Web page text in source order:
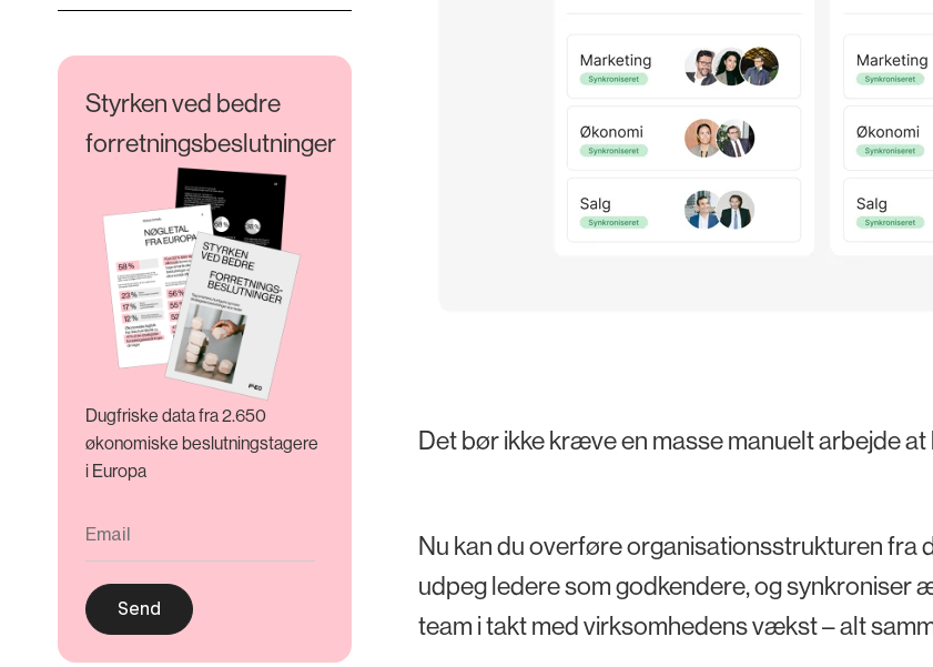
Styrken ved bedre
forretningsbeslutninger
Dugfriske data fra 2.650
økonomiske beslutningstagere
i Europa
Det bør ikke kræve en masse manuelt arbejde
Nu kan du overføre organisationsstrukturen fra
udpeg ledere som godkendere, og synkroniser
team i takt med virksomhedens vækst – alt